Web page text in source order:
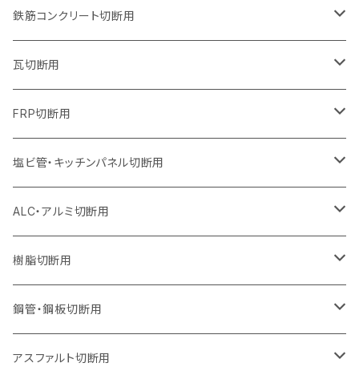
セグメント
セグメント（特殊凸凹加工チップ）
355mm（14インチ）
セグメント
セグメント（特殊凸凹加工チップ）
405mm（16インチ）
セグメントタイプ
ウェーブタイプ
セグメントタイプ
ウェーブタイプ
255mm（10インチ）
セグメントタイプ
305mm（12インチ）
セグメント
セグメント（特殊凸凹加工チップ）
355mm（14インチ）
セグメント
セグメント（特殊凸凹加工チップ）
ウェーブタイプ
セグメントタイプ
ウェーブタイプ
230mm（9インチ）
セグメントタイプ
ウェーブタイプ
255mm（10インチ）
セグメントタイプ
305mm（12インチ）
セグメント
セグメント（特殊凸凹加工チップ）
355mm（14インチ）
セグメント
セグメント（特殊凸凹加工チップ）
セグメントタイプ
205mm（8インチ）
セグメントタイプ
230mm（9インチ）
セグメントタイプ
255mm（10インチ）
セグメントタイプ（一般道路カッター用
305mm（12インチ）
セグメントタイプ
セグメントタイプ（一般道路カッター用
355mm（14インチ）
セグメントタイプ
セグメントタイプ（一般道路カッター用
405mm（16インチ）
セグメントタイプ
セグメントタイプ（一般道路カッター用
455mm（18インチ）
セグメント（一般道路カッター用
セグメントタイプ（ビス穴付き
セグメントタイプ
180mm（7インチ）
セグメントタイプ
205mm（8インチ）
セグメントタイプ
230mm（9インチ）
セグメントタイプ
305mm（12インチ）
セグメントタイプ
埋設鋳鉄管工事対応タイプ
355mm（14インチ）
セグメントタイプ
埋設鋳鉄管工事対応タイプ
405mm（16インチ）
セグメントタイプ
埋設鋳鉄管工事対応タイプ
ウェーブタイプ
セグメントタイプ
ウェーブタイプ
150mm（6インチ）
セグメントタイプ
ウェーブタイプ
180mm（7インチ）
セグメントタイプ
ウェーブタイプ
205mm（8インチ）
セグメントタイプ
ウェーブタイプ
230mm（9インチ）
セグメントタイプ
ウェーブタイプ
255mm（10インチ）
セグメントタイプ
セグメントタイプ（一般道路カッター用
305mm（12インチ）
セグメント
セグメント（特殊凸凹加工チップ）
355mm（14インチ）
セグメント
405mm（16インチ）
105mm（4インチ）
セグメントタイプ
125mm（5インチ）
セグメントタイプ
150mm（6インチ）
セグメントタイプ
180mm（7インチ）
セグメントタイプ
205mm（8インチ）
セグメントタイプ
230mm（9インチ）
セグメントタイプ
255mm（10インチ）
セグメントタイプ
305mm（12インチ）
鉄筋コンクリート切断用
305mm（12インチ）
セグメントタイプ
355mm（14インチ）
セグメントタイプ
405mm（16インチ）
セグメントタイプ
瓦切断用
105mm（4インチ）
FRP切断用
125ｍｍ（5インチ）
塩ビ管・キッチンパネル切断用
125ｍｍ（5インチ）
ALC・アルミ切断用
305mm（12インチ）
砥石（補強綱入り）
355mm（14インチ）
砥石（補強綱入り）
樹脂切断用
305mm（12インチ）
砥石（補強綱入り）
355mm（14インチ）
鋼管・鋼板切断用
305mm（12インチ）
アスファルト切断用